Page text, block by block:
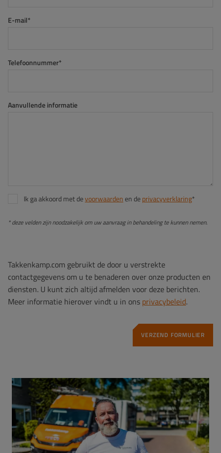
E-mail*
Telefoonnummer*
Aanvullende informatie
Ik ga akkoord met devoorwaardenen deprivacyverklaring*
* deze velden zijn noodzakelijk om uw aanvraag in behandeling te kunnen nemen.
Takkenkamp.com gebruikt de door u verstrekte
contactgegevens om u te benaderen over onze producten en
diensten. U kunt zich altijd afmelden voor deze berichten.
Meer informatie hierover vindt u in ons privacybeleid.